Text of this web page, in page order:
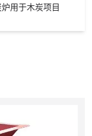
用于木炭项目